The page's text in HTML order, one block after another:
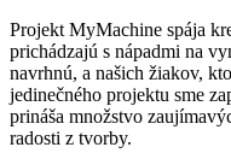
Projekt MyMachine spája
prichádzajú s nápadmi na
navrhnú, a našich žiakov,
jedinečného projektu sme
prináša množstvo
radosti z tvorby.